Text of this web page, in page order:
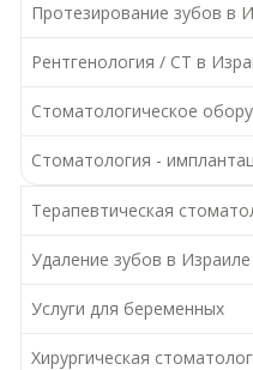
Протезирование зубов в
Рентгенология / СТ в
Стоматологическое
Стоматология -
Терапевтическая
Удаление зубов в Израиле
Услуги для беременных
Хирургическая